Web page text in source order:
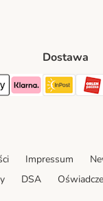
Method
Method
Pay Payment Method
Klarna Payment
Method
Dostawa
Impressum
DSA